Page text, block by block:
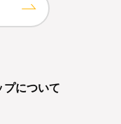
について